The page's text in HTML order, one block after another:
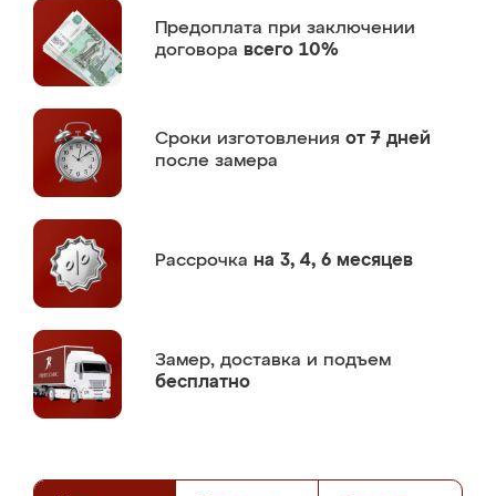
Предоплата при заключении
договора всего 10%
Сроки изготовления от 7 дней
после замера
Рассрочка на 3, 4, 6 месяцев
Замер, доставка и подъем
бесплатно